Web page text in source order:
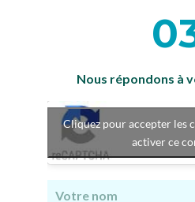
Nous répondons à
Cliquez pour accepter les
activer ce